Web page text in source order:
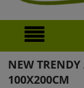
NEW
100X200CM